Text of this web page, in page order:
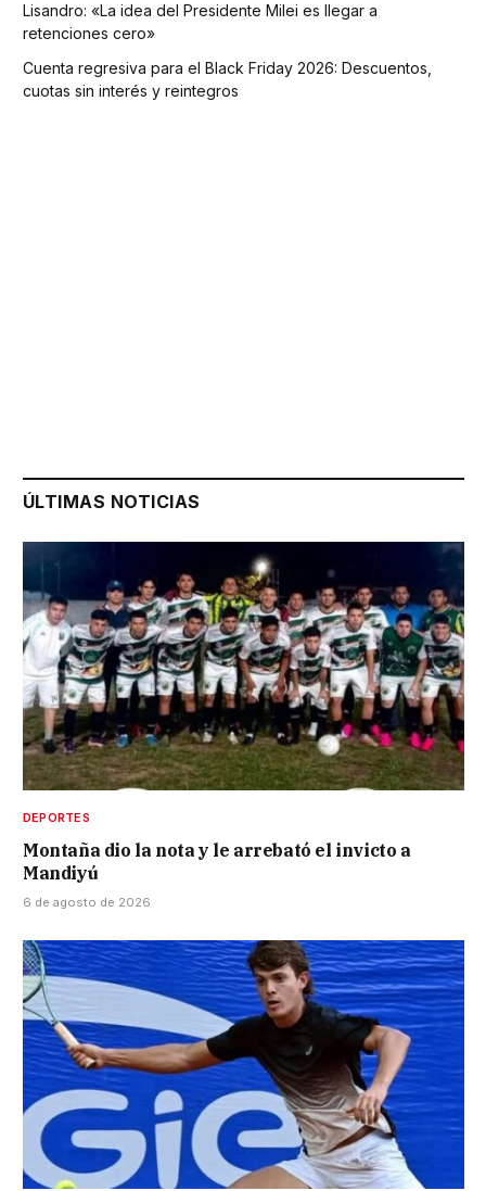
Lisandro: «La idea del Presidente Milei es llegar a
retenciones cero»
Cuenta regresiva para el Black Friday 2026: Descuentos,
cuotas sin interés y reintegros
ÚLTIMAS NOTICIAS
DEPORTES
Montaña dio la nota y le arrebató el invicto a
Mandiyú
6 de agosto de 2026